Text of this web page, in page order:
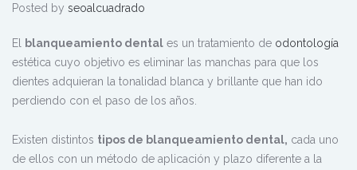
Posted by seoalcuadrado
El blanqueamiento dental es un tratamiento de odontología
estética cuyo objetivo es eliminar las manchas para que los
dientes adquieran la tonalidad blanca y brillante que han ido
perdiendo con el paso de los años.
Existen distintos tipos de blanqueamiento dental, cada uno
de ellos con un método de aplicación y plazo diferente a la